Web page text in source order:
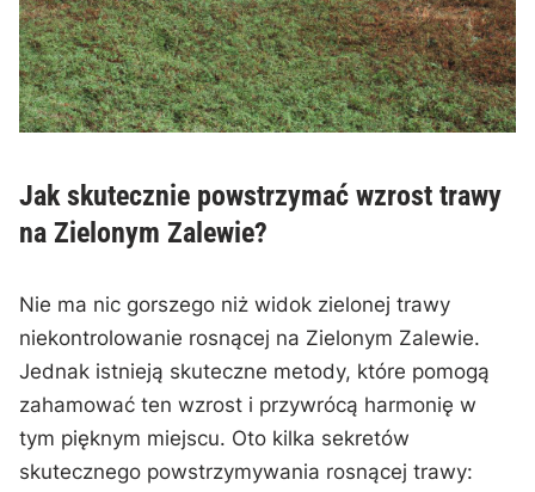
Jak skutecznie powstrzymać wzrost trawy
na Zielonym Zalewie?
Nie ma nic gorszego niż widok zielonej trawy
niekontrolowanie rosnącej na Zielonym Zalewie.
Jednak istnieją skuteczne metody, które pomogą
zahamować ten wzrost i przywrócą‌ harmonię ​w
tym pięknym ‍miejscu. Oto⁢ kilka sekretów
skutecznego powstrzymywania rosnącej trawy: